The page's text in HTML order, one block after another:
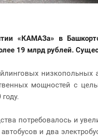
«КАМАЗа» в
19 млрд рублей.
мощностей с
потребовалось и
и два